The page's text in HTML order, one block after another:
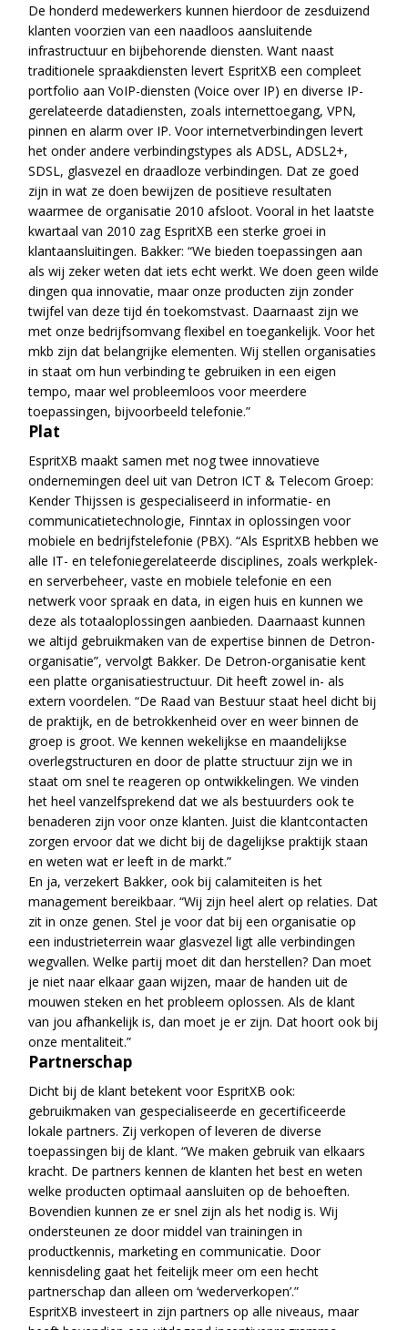
De honderd medewerkers kunnen hierdoor de zesduizend
klanten voorzien van een naadloos aansluitende
infrastructuur en bijbehorende diensten. Want naast
traditionele spraakdiensten levert EspritXB een compleet
portfolio aan VoIP-diensten (Voice over IP) en diverse IP-
gerelateerde datadiensten, zoals internettoegang, VPN,
pinnen en alarm over IP. Voor internetverbindingen levert
het onder andere verbindingstypes als ADSL, ADSL2+,
SDSL, glasvezel en draadloze verbindingen. Dat ze goed
zijn in wat ze doen bewijzen de positieve resultaten
waarmee de organisatie 2010 afsloot. Vooral in het laatste
kwartaal van 2010 zag EspritXB een sterke groei in
klantaansluitingen. Bakker: “We bieden toepassingen aan
als wij zeker weten dat iets echt werkt. We doen geen wilde
dingen qua innovatie, maar onze producten zijn zonder
twijfel van deze tijd én toekomstvast. Daarnaast zijn we
met onze bedrijfsomvang flexibel en toegankelijk. Voor het
mkb zijn dat belangrijke elementen. Wij stellen organisaties
in staat om hun verbinding te gebruiken in een eigen
tempo, maar wel probleemloos voor meerdere
toepassingen, bijvoorbeeld telefonie.”
Plat
EspritXB maakt samen met nog twee innovatieve
ondernemingen deel uit van Detron ICT & Telecom Groep:
Kender Thijssen is gespecialiseerd in informatie- en
communicatietechnologie, Finntax in oplossingen voor
mobiele en bedrijfstelefonie (PBX). “Als EspritXB hebben we
alle IT- en telefoniegerelateerde disciplines, zoals werkplek-
en serverbeheer, vaste en mobiele telefonie en een
netwerk voor spraak en data, in eigen huis en kunnen we
deze als totaaloplossingen aanbieden. Daarnaast kunnen
we altijd gebruikmaken van de expertise binnen de Detron-
organisatie”, vervolgt Bakker. De Detron-organisatie kent
een platte organisatiestructuur. Dit heeft zowel in- als
extern voordelen. “De Raad van Bestuur staat heel dicht bij
de praktijk, en de betrokkenheid over en weer binnen de
groep is groot. We kennen wekelijkse en maandelijkse
overlegstructuren en door de platte structuur zijn we in
staat om snel te reageren op ontwikkelingen. We vinden
het heel vanzelfsprekend dat we als bestuurders ook te
benaderen zijn voor onze klanten. Juist die klantcontacten
zorgen ervoor dat we dicht bij de dagelijkse praktijk staan
en weten wat er leeft in de markt.”
En ja, verzekert Bakker, ook bij calamiteiten is het
management bereikbaar. “Wij zijn heel alert op relaties. Dat
zit in onze genen. Stel je voor dat bij een organisatie op
een industrieterrein waar glasvezel ligt alle verbindingen
wegvallen. Welke partij moet dit dan herstellen? Dan moet
je niet naar elkaar gaan wijzen, maar de handen uit de
mouwen steken en het probleem oplossen. Als de klant
van jou afhankelijk is, dan moet je er zijn. Dat hoort ook bij
onze mentaliteit.”
Partnerschap
Dicht bij de klant betekent voor EspritXB ook:
gebruikmaken van gespecialiseerde en gecertificeerde
lokale partners. Zij verkopen of leveren de diverse
toepassingen bij de klant. “We maken gebruik van elkaars
kracht. De partners kennen de klanten het best en weten
welke producten optimaal aansluiten op de behoeften.
Bovendien kunnen ze er snel zijn als het nodig is. Wij
ondersteunen ze door middel van trainingen in
productkennis, marketing en communicatie. Door
kennisdeling gaat het feitelijk meer om een hecht
partnerschap dan alleen om ‘wederverkopen’.”
EspritXB investeert in zijn partners op alle niveaus, maar